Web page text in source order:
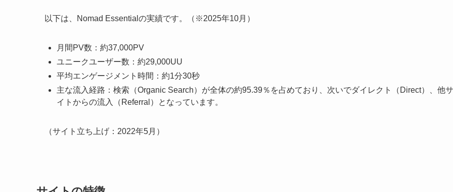
以下は、Nomad Essentialの実績です。（※2025年10月）
月間PV数：約37,000PV
ユニークユーザー数：約29,000UU
平均エンゲージメント時間：約1分30秒
主な流入経路：検索（Organic Search）が全体の約95.39％を占めており、次いでダイレクト（Direct）、他サ
イトからの流入（Referral）となっています。
（サイト立ち上げ：2022年5月）